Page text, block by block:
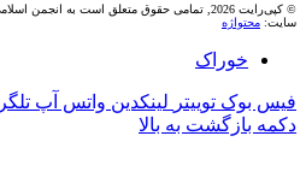
© کپی‌رایت 2026, تمامی حقوق متعلق است به
سایت: محتواژه
خوراک
فیس بوک توییتر لینکدین واتس آپ
دکمه بازگشت به بالا